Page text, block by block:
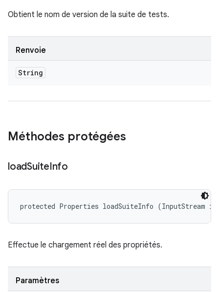
Obtient le nom de version de la suite de tests.
Renvoie
String
Méthodes protégées
loadSuiteInfo
protected Properties loadSuiteInfo (InputStream
Effectue le chargement réel des propriétés.
Paramètres